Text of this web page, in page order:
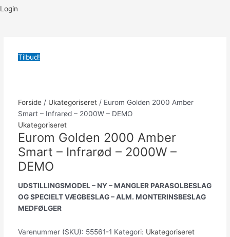
Login
Tilbud!
Forside/ Ukategoriseret/ Eurom Golden 2000 Amber
Smart – Infrarød – 2000W – DEMO
Ukategoriseret
Eurom Golden 2000 Amber
Smart – Infrarød – 2000W –
DEMO
UDSTILLINGSMODEL – NY – MANGLER PARASOLBESLAG
OG SPECIELT VÆGBESLAG – ALM. MONTERINSBESLAG
MEDFØLGER
Varenummer (SKU): 55561-1 Kategori: Ukategoriseret